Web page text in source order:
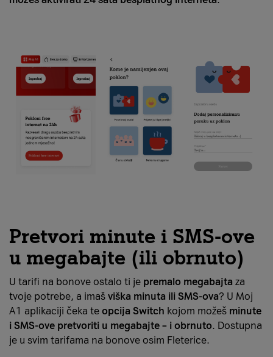
Pretvori minute i SMS-ove
u megabajte (ili obrnuto)
U tarifi na bonove ostalo ti je premalo megabajta za
tvoje potrebe, a imaš viška minuta ili SMS-ova? U Moj
A1 aplikaciji čeka te opcija Switch kojom možeš minute
i SMS-ove pretvoriti u megabajte – i obrnuto. Dostupna
je u svim tarifama na bonove osim Fleterice.